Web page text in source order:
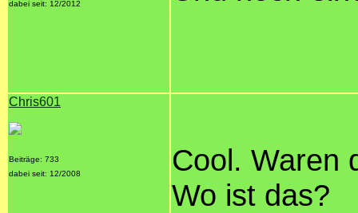
dabei seit: 12/2012
Chris601
Beiträge: 733
dabei seit: 12/2008
Cool. Waren
Wo ist das?